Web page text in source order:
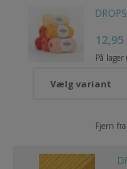
12,95
På lager
Fjern